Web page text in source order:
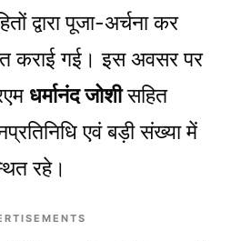
द्वारा पूजा-अर्चना कर
कराई गई। इस अवसर पर
धर्मानंद जोशीसहित
एवं बड़ी संख्या में
रहे।